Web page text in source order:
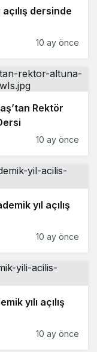
dersinde
10 ay önce
Rektör
10 ay önce
yıl açılış
10 ay önce
yılı açılış
10 ay önce